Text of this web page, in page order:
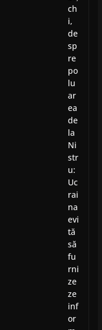
ch
i,
de
sp
re
po
lu
ar
ea
de
la
Ni
str
u:
Uc
rai
na
evi
tă
să
fu
rni
ze
ze
inf
or